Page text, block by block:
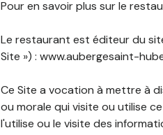
Pour en savoir plus sur le
Le restaurant est éditeur du
Site ») : www.aubergesaint-
Ce Site a vocation à mettre à
ou morale qui visite ou utilise
l'utilise ou le visite des